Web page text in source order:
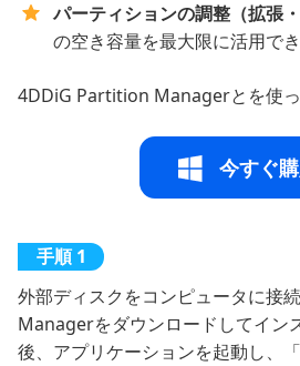
パーティションの調整（拡張・
の空き容量を最大限に活用でき
4DDiG Partition Managerとを使っ
今すぐ
外部ディスクをコンピュータに接
Managerをダウンロードしてイン
後、アプリケーションを起動し、